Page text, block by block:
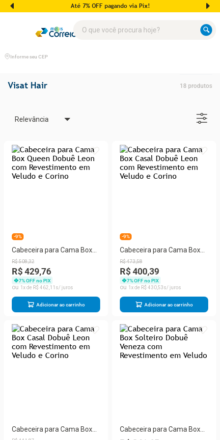
Até 7% OFF pagando via Pix!
Informe seu CEP
Visat Hair 18 produtos
Relevância
-9%
Cabeceira para Cama Box
Queen Dobuê Leon com
Revestimento em Veludo e
Corino
R$508,32
R$ 429,76
7% OFF no PIX
1
R$ 462 11
Adicionar ao carrinho
-9%
Cabeceira para Cama Box
Casal Dobuê Leon com
Revestimento em Veludo e
Corino
R$473,58
R$ 400,39
7% OFF no PIX
1
R$ 43053
Adicionar ao carrinho
Cabeceira para Cama Box
Cabeceira para Cama Box